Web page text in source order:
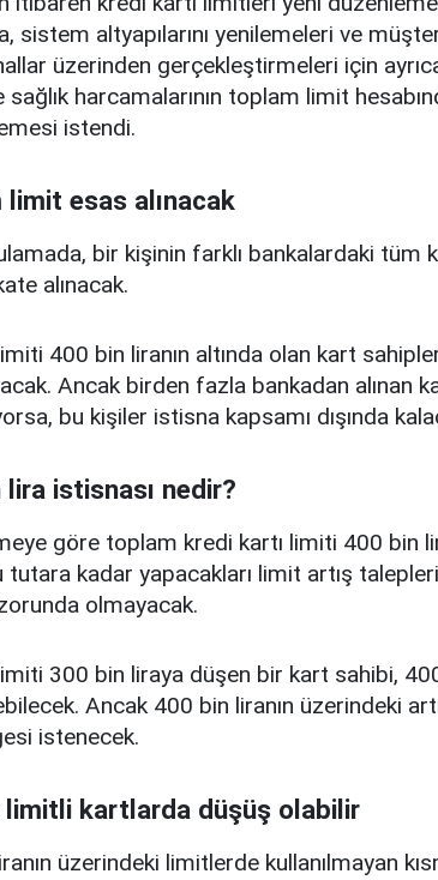
sistem altyapılarını yenilemeleri ve
üzerinden gerçekleştirmeleri için
sağlık harcamalarının toplam limit
istendi.
limit esas alınacak
bir kişinin farklı bankalardaki tüm
alınacak.
400 bin liranın altında olan kart
Ancak birden fazla bankadan alınan
bu kişiler istisna kapsamı dışında
istisnası nedir?
göre toplam kredi kartı limiti 400 bin
tutara kadar yapacakları limit artış
olmayacak.
300 bin liraya düşen bir kart sahibi,
Ancak 400 bin liranın üzerindeki
istenecek.
limitli kartlarda düşüş olabilir
üzerindeki limitlerde kullanılmayan